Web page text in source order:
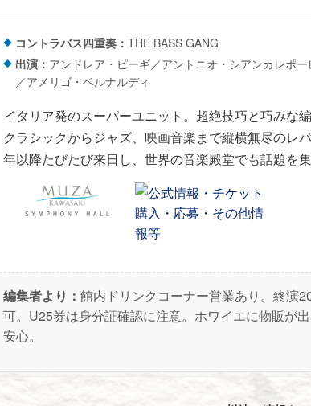
コントラバス四重奏：THE BASS GANG
出演： アンドレア・ピーギ／アントニオ・シアンカレポ
／アメリゴ・ベルナルディ
イタリア発のスーパーユニット。超絶技巧と巧みな
クラシックからジャズ、映画音楽まで縦横無尽のレ
年以降たびたび来日し、世界の音楽殿堂でも話題を集
編集者より： 館内ドリンクコーナー営業あり。終演
可。U25券は身分証確認に注意。ホワイエに物販が
安心。